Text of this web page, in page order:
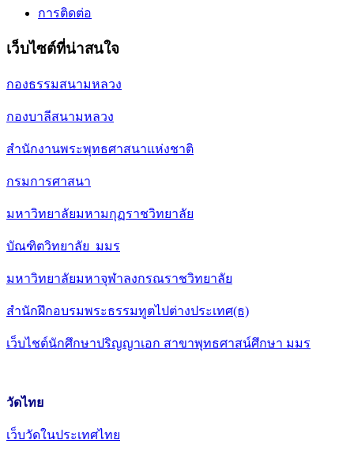
การติดต่อ
เว็บไซต์ที่น่าสนใจ
กองธรรมสนามหลวง
กองบาลีสนามหลวง
สำนักงานพระพุทธศาสนาแห่งชาติ
กรมการศาสนา
มหาวิทยาลัยมหามกุฏราชวิทยาลัย
บัณฑิตวิทยาลัย มมร
มหาวิทยาลัยมหาจุฬาลงกรณราชวิทยาลัย
สำนักฝึกอบรมพระธรรมทูตไปต่างประเทศ(ธ)
เว็บไชต์นักศึกษาปริญญาเอก สาขาพุทธศาสน์ศึกษา มมร
วัดไทย
เว็บวัดในประเทศไทย